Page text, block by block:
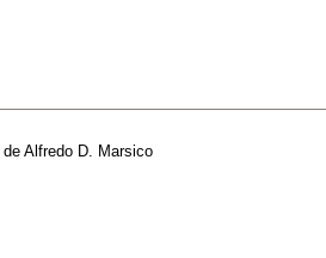
de Alfredo D. Marsico